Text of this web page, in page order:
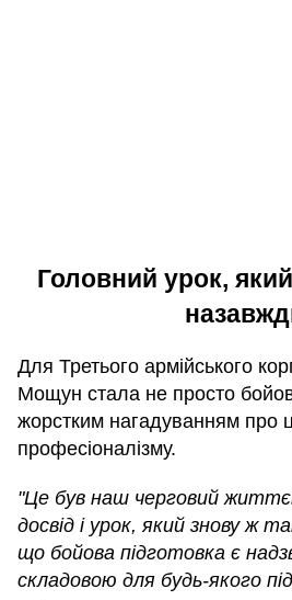
Головний урок,
Для Третього армійського
Мощун стала не просто
жорстким нагадуванням про
професіоналізму.
"Це був наш черговий
досвід і урок, який знову ж
що бойова підготовка є
складовою для будь-якого